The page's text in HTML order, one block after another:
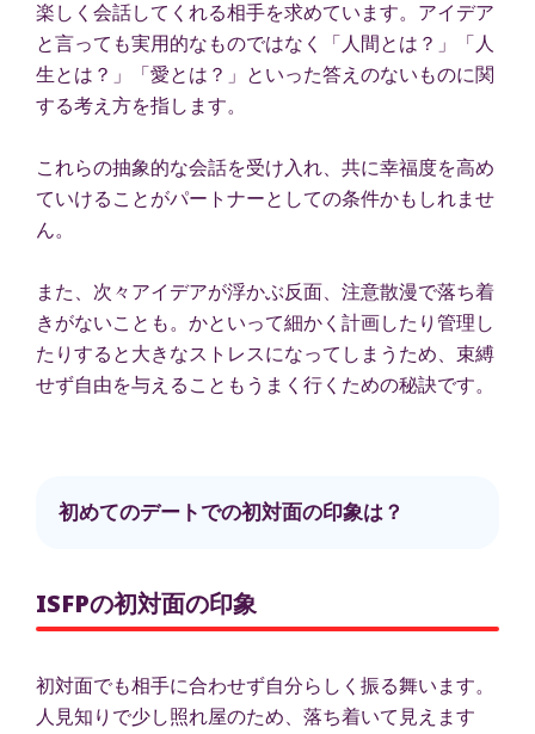
楽しく会話してくれる相手を求めています。アイデア
と言っても実用的なものではなく「人間とは？」「人
生とは？」「愛とは？」といった答えのないものに関
する考え方を指します。
これらの抽象的な会話を受け入れ、共に幸福度を高め
ていけることがパートナーとしての条件かもしれませ
ん。
また、次々アイデアが浮かぶ反面、注意散漫で落ち着
きがないことも。かといって細かく計画したり管理し
たりすると大きなストレスになってしまうため、束縛
せず自由を与えることもうまく行くための秘訣です。
初めてのデートでの初対面の印象は？
ISFPの初対面の印象
初対面でも相手に合わせず自分らしく振る舞います。
人見知りで少し照れ屋のため、落ち着いて見えます